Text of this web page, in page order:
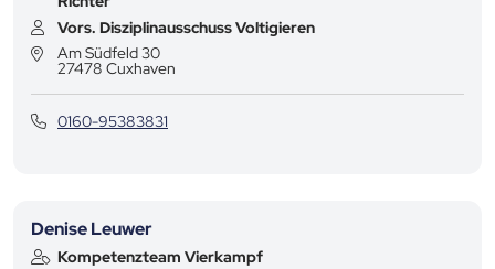
Vors. Disziplinausschuss Voltigieren
Am Südfeld30
27478 Cuxhaven
0160-95383831
Denise Leuwer
Kompetenzteam Vierkampf